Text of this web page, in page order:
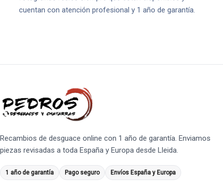
cuentan con atención profesional y 1 año de garantía.
Recambios de desguace online con 1 año de garantía. Enviamos
piezas revisadas a toda España y Europa desde Lleida.
1 año de garantía Pago seguro Envíos España y Europa